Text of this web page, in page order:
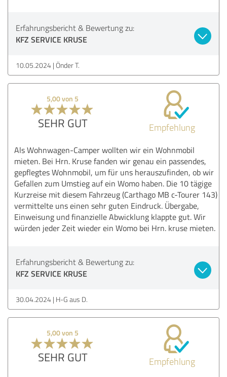
Erfahrungsbericht & Bewertung zu:
KFZ SERVICE KRUSE
10.05.2024 Önder T.
5,00 von 5
SEHR GUT Empfehlung
Als Wohnwagen-Camper wollten wir ein Wohnmobil
mieten. Bei Hrn. Kruse fanden wir genau ein passendes,
gepflegtes Wohnmobil, um für uns herauszufinden, ob wir
Gefallen zum Umstieg auf ein Womo haben. Die 10 tägige
Kurzreise mit diesem Fahrzeug (Carthago MB c-Tourer 143)
vermittelte uns einen sehr guten Eindruck. Übergabe,
Einweisung und finanzielle Abwicklung klappte gut. Wir
würden jeder Zeit wieder ein Womo bei Hrn. kruse mieten.
Erfahrungsbericht & Bewertung zu:
KFZ SERVICE KRUSE
30.04.2024 H-G aus D.
5,00 von 5
SEHR GUT Empfehlung